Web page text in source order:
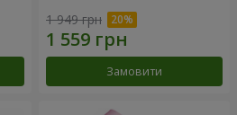
1 949 грн
Замовити